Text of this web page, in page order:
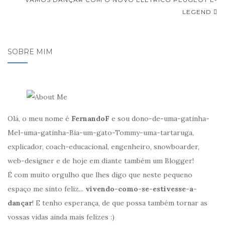
LEGEND
SOBRE MIM
Olá, o meu nome é FernandoF e sou dono-de-uma-gatinha-
Mel-uma-gatinha-Bia-um-gato-Tommy-uma-tartaruga,
explicador, coach-educacional, engenheiro, snowboarder,
web-designer e de hoje em diante também um Blogger!
É com muito orgulho que lhes digo que neste pequeno
espaço me sinto feliz... vivendo-como-se-estivesse-a-
dançar! E tenho esperança, de que possa também tornar as
vossas vidas ainda mais felizes :)